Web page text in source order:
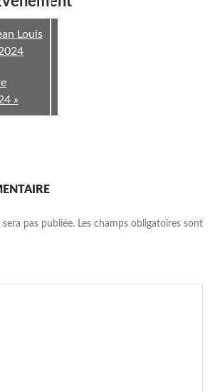
Louis
»
pas publiée. Les champs obligatoires sont